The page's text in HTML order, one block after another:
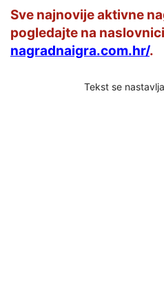
Sve najnovije aktivne
pogledajte na
nagradnaigra.com.hr/.
Tekst se